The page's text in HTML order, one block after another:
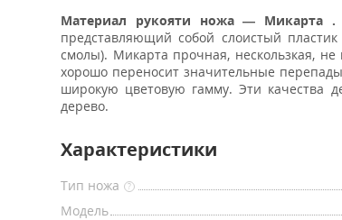
Материал рукояти ножа — Микарта .
представляющий собой слоистый
смолы). Микарта прочная, нескользкая,
хорошо переносит значительные
широкую цветовую гамму. Эти качества
дерево.
Характеристики
Тип ножа ?
Модель